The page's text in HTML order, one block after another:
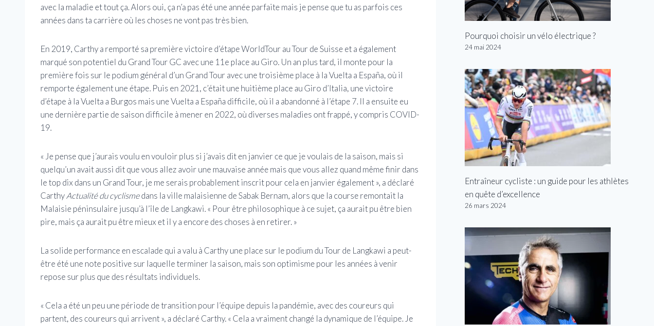
avec la maladie et tout ça. Alors oui, ça n’a pas été une année parfaite mais je pense que tu as parfois ces
années dans ta carrière où les choses ne vont pas très bien.
En 2019, Carthy a remporté sa première victoire d’étape WorldTour au Tour de Suisse et a également
marqué son potentiel du Grand Tour GC avec une 11e place au Giro. Un an plus tard, il monte pour la
première fois sur le podium général d’un Grand Tour avec une troisième place à la Vuelta a España, où il
remporte également une étape. Puis en 2021, c’était une huitième place au Giro d’Italia, une victoire
d’étape à la Vuelta a Burgos mais une Vuelta a España difficile, où il a abandonné à l’étape 7. Il a ensuite eu
une dernière partie de saison difficile à mener en 2022, où diverses maladies ont frappé, y compris COVID-
19.
« Je pense que j’aurais voulu en vouloir plus si j’avais dit en janvier ce que je voulais de la saison, mais si
quelqu’un avait aussi dit que vous allez avoir une mauvaise année mais que vous allez quand même finir dans
le top dix dans un Grand Tour, je me serais probablement inscrit pour cela en janvier également », a déclaré
CarthyActualité du cyclismedans la ville malaisienne de Sabak Bernam, alors que la course remontait la
Malaisie péninsulaire jusqu’à l’île de Langkawi. « Pour être philosophique à ce sujet, ça aurait pu être bien
pire, mais ça aurait pu être mieux et il y a encore des choses à en retirer. »
La solide performance en escalade qui a valu à Carthy une place sur le podium du Tour de Langkawi a peut-
être été une note positive sur laquelle terminer la saison, mais son optimisme pour les années à venir
repose sur plus que des résultats individuels.
« Cela a été un peu une période de transition pour l’équipe depuis la pandémie, avec des coureurs qui
partent, des coureurs qui arrivent », a déclaré Carthy. « Cela a vraiment changé la dynamique de l’équipe. Je
Pourquoi choisir un vélo électrique ?
24 mai 2024
Entraîneur cycliste : un guide pour les athlètes
en quête d’excellence
26 mars 2024